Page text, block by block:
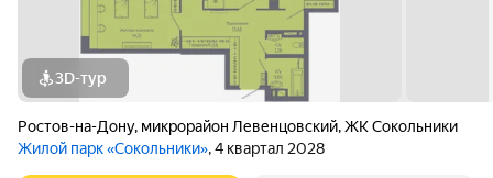
3D-тур
Ростов-на-Дону, микрорайон Левенцовский,ЖК Сокольники
Жилой парк «Сокольники», 4 квартал 2028